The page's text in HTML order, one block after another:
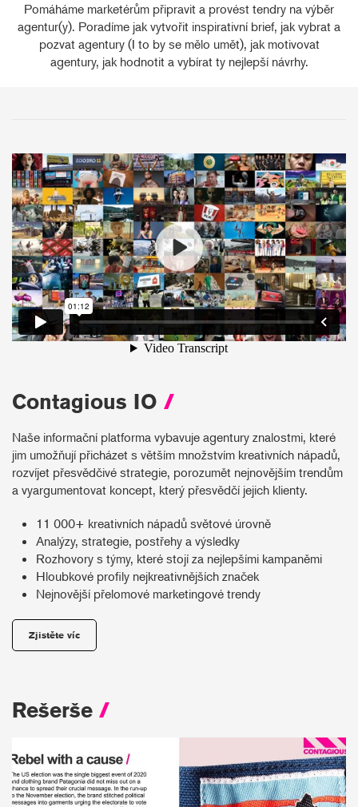
Pomáháme marketérům připravit a provést tendry na výběr
agentur(y). Poradíme jak vytvořit inspirativní brief, jak vybrat a
pozvat agentury (I to by se mělo umět), jak motivovat
agentury, jak hodnotit a vybírat ty nejlepší návrhy.
Contagious IO /
Naše informační platforma vybavuje agentury znalostmi, které
jim umožňují přicházet s větším množstvím kreativních nápadů,
rozvíjet přesvědčivé strategie, porozumět nejnovějším trendům
a vyargumentovat koncept, který přesvědčí jejich klienty.
11 000+ kreativních nápadů světové úrovně
Analýzy, strategie, postřehy a výsledky
Rozhovory s týmy, které stojí za nejlepšími kampaněmi
Hloubkové profily nejkreativnějších značek
Nejnovější přelomové marketingové trendy
Zjistěte víc
Rešerše /